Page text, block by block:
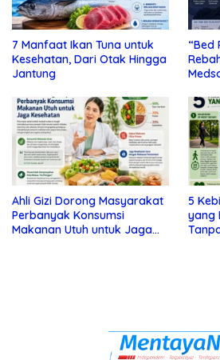
7 Manfaat Ikan Tuna untuk
Kesehatan, Dari Otak Hingga
Jantung
“Bed
Ahli Gizi Dorong Masyarakat
Perbanyak Konsumsi
Makanan Utuh untuk Jaga
5
yang